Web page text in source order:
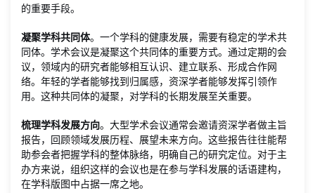
的重要手段。
凝聚学科共同体。一个学科的健康发展，需要有稳定的学术共
同体。学术会议是凝聚这个共同体的重要方式。通过定期的会
议，领域内的研究者能够相互认识、建立联系、形成合作网
络。年轻的学者能够找到归属感，资深学者能够发挥引领作
用。这种共同体的凝聚，对学科的长期发展至关重要。
梳理学科发展方向。大型学术会议通常会邀请资深学者做主旨
报告，回顾领域发展历程、展望未来方向。这些报告往往能帮
助参会者把握学科的整体脉络，明确自己的研究定位。对于主
办方来说，组织这样的会议也是在参与学科发展的话语建构，
在学科版图中占据一席之地。